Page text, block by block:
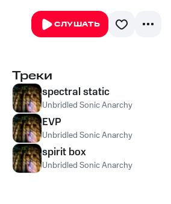
СЛУШАТЬ
Треки
spectral static
Unbridled Sonic Anarchy
EVP
Unbridled Sonic Anarchy
spirit box
Unbridled Sonic Anarchy